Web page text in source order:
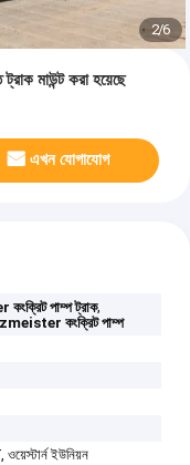
2/6
মাউন্ট করা হয়েছে
এখন যোগাযোগ
পাম্প ট্রাক,
কংক্রিট পাম্প
ইউনিয়ন